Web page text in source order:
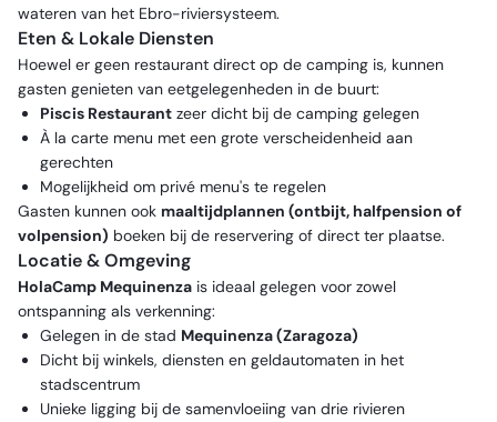
wateren van het Ebro-riviersysteem.
Eten & Lokale Diensten
Hoewel er geen restaurant direct op de camping is, kunnen
gasten genieten van eetgelegenheden in de buurt:
Piscis Restaurant zeer dicht bij de camping gelegen
À la carte menu met een grote verscheidenheid aan
gerechten
Mogelijkheid om privé menu's te regelen
Gasten kunnen ook maaltijdplannen (ontbijt, halfpension of
volpension) boeken bij de reservering of direct ter plaatse.
Locatie & Omgeving
HolaCamp Mequinenza is ideaal gelegen voor zowel
ontspanning als verkenning:
Gelegen in de stad Mequinenza (Zaragoza)
Dicht bij winkels, diensten en geldautomaten in het
stadscentrum
Unieke ligging bij de samenvloeiing van drie rivieren